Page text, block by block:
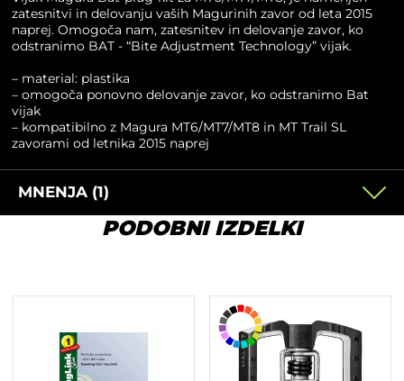
zatesnitvi in delovanju vaših Magurinih zavor od leta 2015
naprej. Omogoča nam, zatesnitev in delovanje zavor, ko
odstranimo BAT - “Bite Adjustment Technology” vijak.
– material: plastika
– omogoča ponovno delovanje zavor, ko odstranimo Bat
vijak
– kompatibilno z Magura MT6/MT7/MT8 in MT Trail SL
zavorami od letnika 2015 naprej
MNENJA (1)
PODOBNI IZDELKI